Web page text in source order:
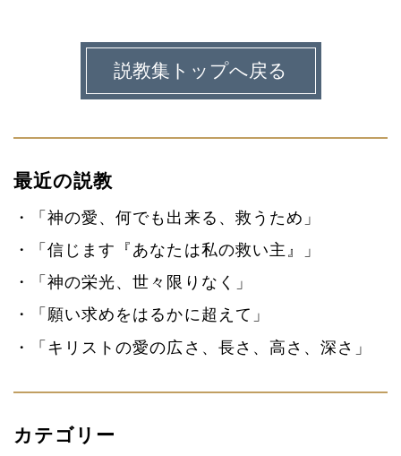
説教集トップへ戻る
最近の説教
「神の愛、何でも出来る、救うため」
「信じます『あなたは私の救い主』」
「神の栄光、世々限りなく」
「願い求めをはるかに超えて」
「キリストの愛の広さ、長さ、高さ、深さ」
カテゴリー